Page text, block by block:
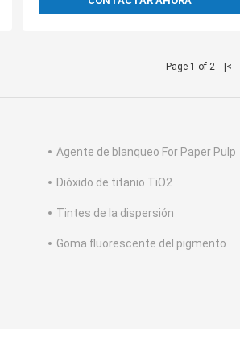
Page 1 of 2 |<
Agente de blanqueo For Paper Pulp
Dióxido de titanio TiO2
Tintes de la dispersión
Goma fluorescente del pigmento